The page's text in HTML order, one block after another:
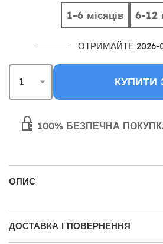
1-6 місяців 6-12
ОТРИМАЙТЕ 2026-
КУПИТИ
100% БЕЗПЕЧНА
ОПИС
ДОСТАВКА І ПОВЕРНЕННЯ